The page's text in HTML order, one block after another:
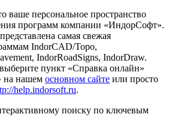
ваше персональное пространство
программ компании «ИндорСофт».
самая свежая
IndorCAD/Topo,
IndorRoadSigns, IndorDraw.
пункт «Справка онлайн»
на нашем основном сайте или просто
help.indorsoft.ru.
поиску по ключевым